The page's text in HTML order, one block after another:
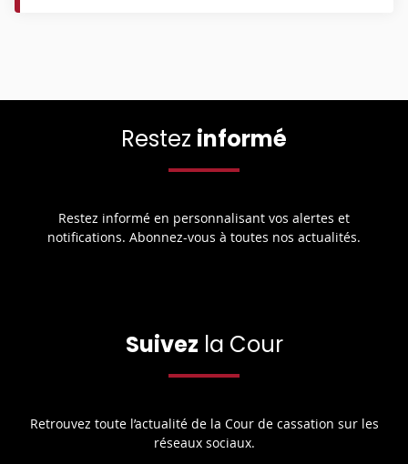
Restez informé
Restez informé en personnalisant vos alertes et
notifications. Abonnez-vous à toutes nos actualités.
Suivez la Cour
Retrouvez toute l’actualité de la Cour de cassation sur les
réseaux sociaux.